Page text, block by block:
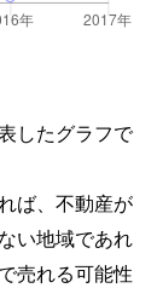
したグラフで
ば、不動産が
い地域であれ
売れる可能性